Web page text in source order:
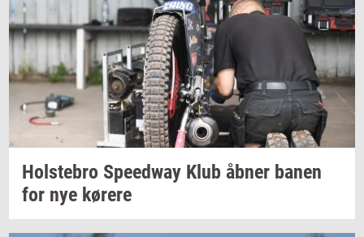
Holste­bro Spe­edway Klub åbner banen
for nye kø­re­re